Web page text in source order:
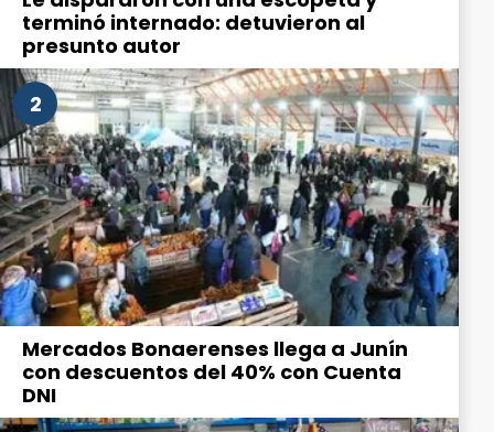
terminó internado: detuvieron al
presunto autor
2
Mercados Bonaerenses llega a Junín
con descuentos del 40% con Cuenta
DNI